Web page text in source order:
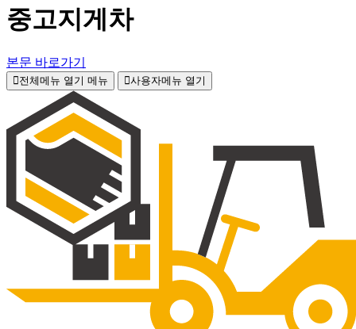
중고지게차
본문 바로가기
전체메뉴 열기 메뉴 사용자메뉴 열기